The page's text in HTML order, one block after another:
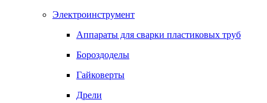
Электроинструмент
Аппараты для сварки пластиковых труб
Бороздоделы
Гайковерты
Дрели